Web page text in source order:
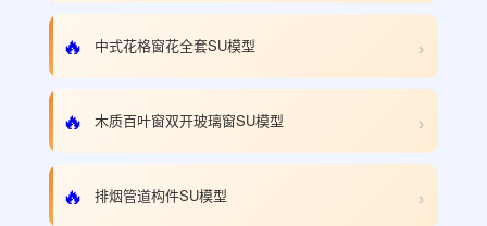
🔥 中式花格窗花全套SU模型 ›
🔥 木质百叶窗双开玻璃窗SU模型 ›
🔥 排烟管道构件SU模型 ›